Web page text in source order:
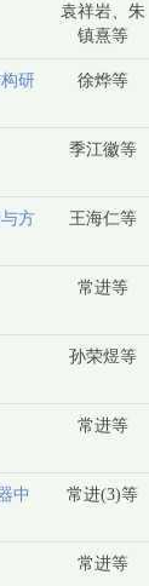
袁祥岩、朱
镇熹等
研
徐烨等
季江徽等
方
王海仁等
常进等
孙荣煜等
常进等
中
常进(3)等
常进等